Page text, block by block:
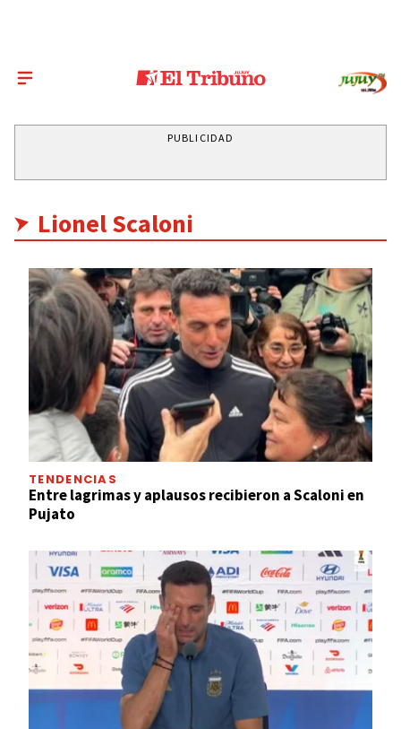
PUBLICIDAD
Lionel Scaloni
TENDENCIAS
Entre lagrimas y aplausos recibieron a Scaloni en
Pujato